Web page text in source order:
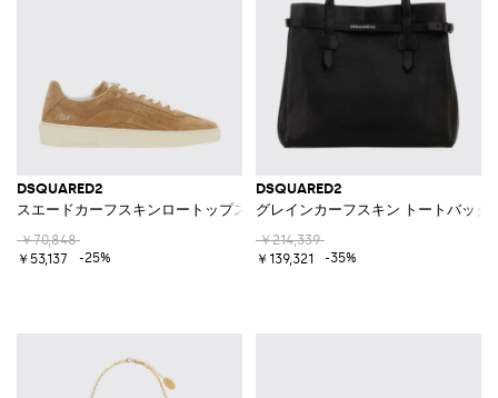
DSQUARED2
スエードカーフスキンロートップスニーカー サイドロゴ付き
￥70,848
￥53,137
-25%
DSQUARED2
グレインカーフスキン トートバッグ
￥214,339
￥139,321
-35%